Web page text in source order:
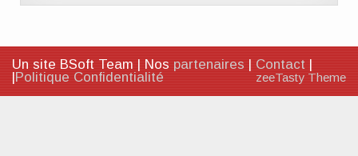
Un site BSoft Team | Nos partenaires | Contact |
|Politique Confidentialité zeeTasty Theme